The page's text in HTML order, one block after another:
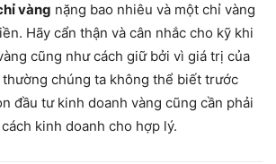
vàng nặng bao nhiêu và một chỉ vàng
Hãy cẩn thận và cân nhắc cho kỹ khi
cũng như cách giữ bởi vì giá trị của
chúng ta không thể biết trước
đầu tư kinh doanh vàng cũng cần phải
kinh doanh cho hợp lý.